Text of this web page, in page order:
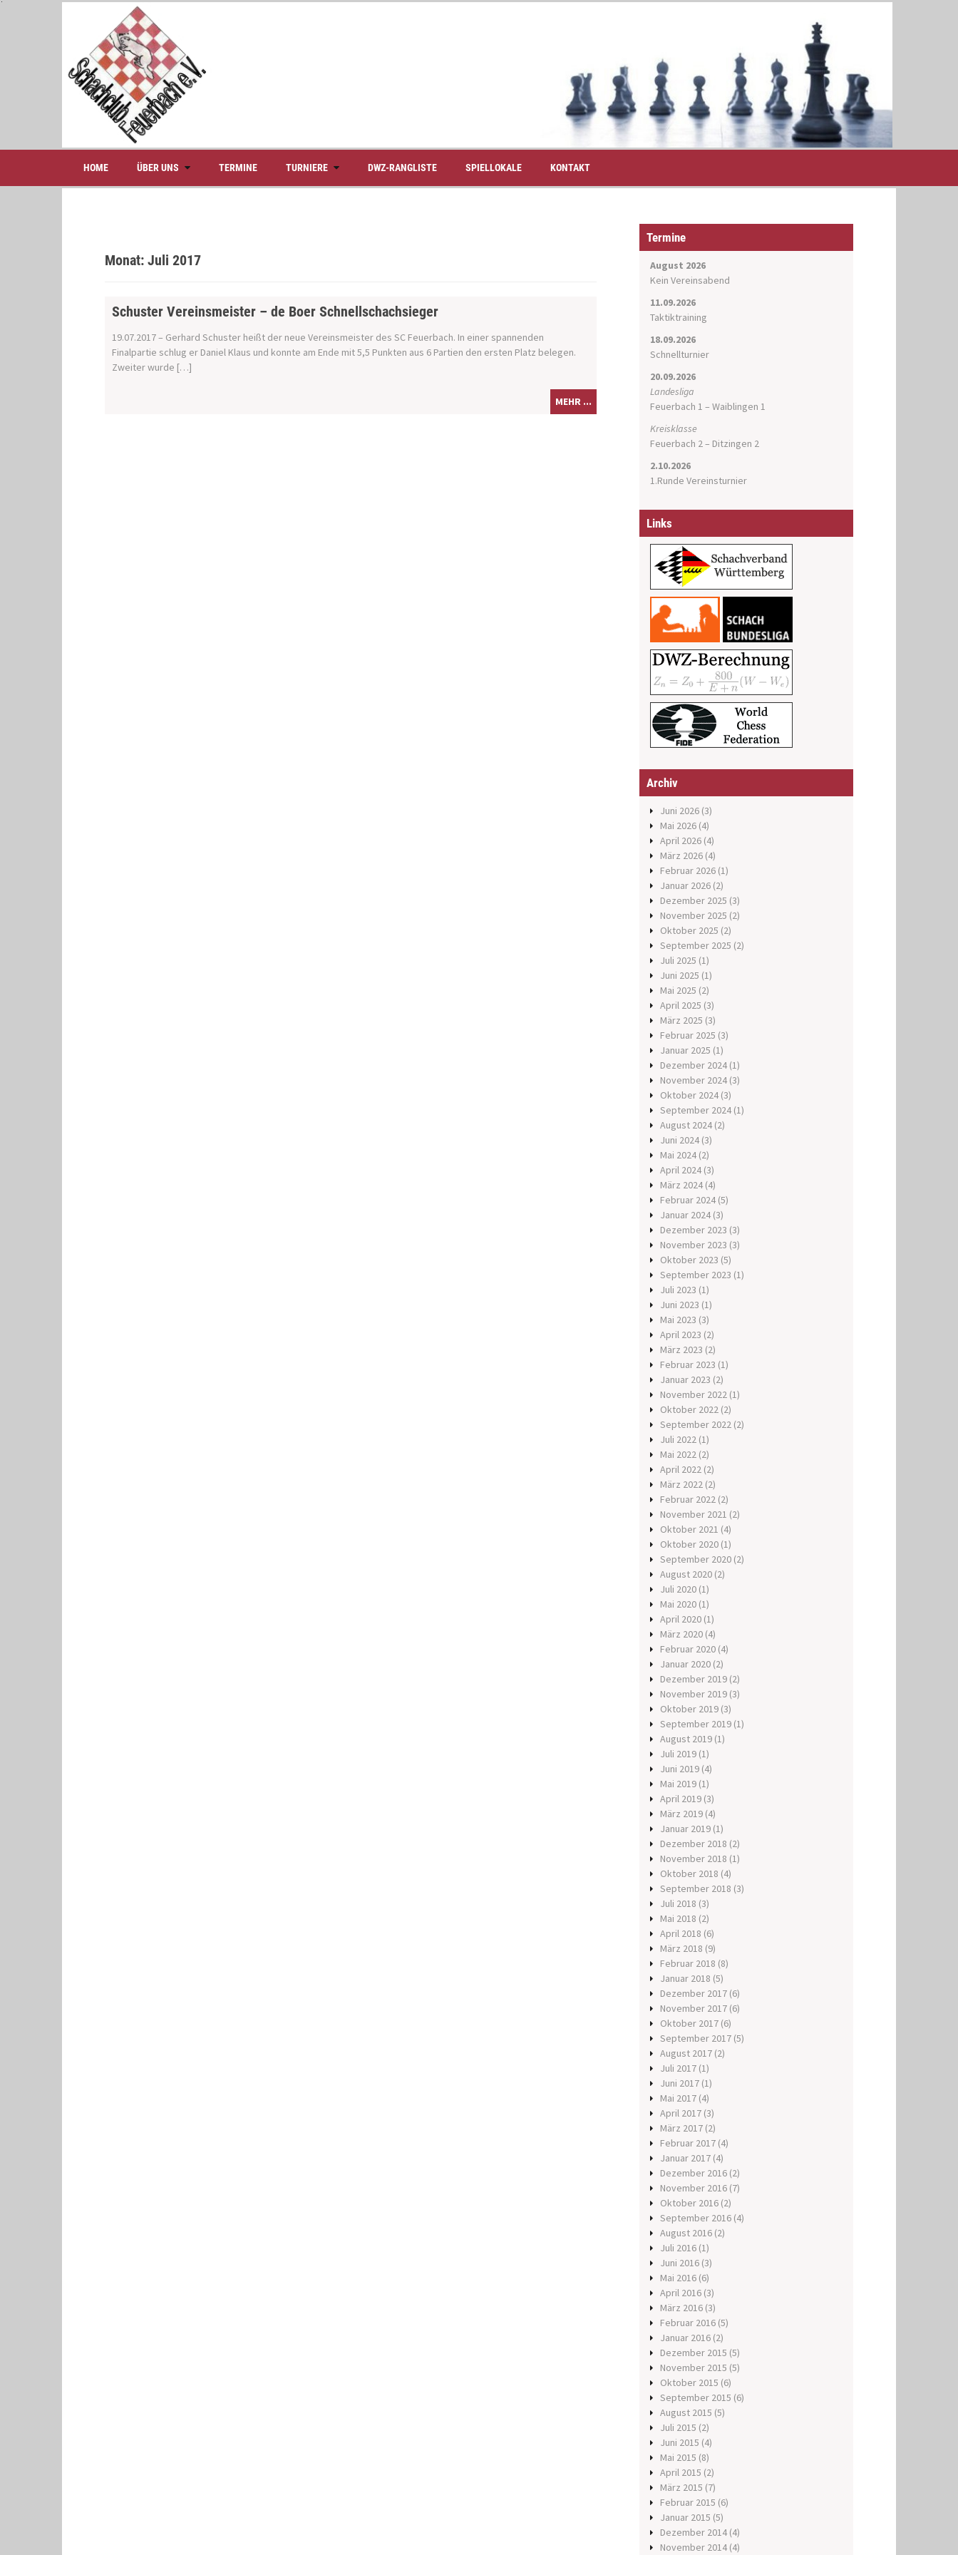
S
t
HOME ÜBER UNS TERMINE TURNIERE DWZ-RANGLISTE SPIELLOKALE KONTAKT
Monat: Juli 2017
Schuster Vereinsmeister – de Boer Schnellschachsieger
19.07.2017 – Gerhard Schuster heißt der neue Vereinsmeister des SC Feuerbach. In einer spannenden
Finalpartie schlug er Daniel Klaus und konnte am Ende mit 5,5 Punkten aus 6 Partien den ersten Platz belegen.
Zweiter wurde […]
MEHR ...
Termine
August 2026
Kein Vereinsabend
11.09.2026
Taktiktraining
18.09.2026
Schnellturnier
20.09.2026
Landesliga
Feuerbach 1 – Waiblingen 1
Kreisklasse
Feuerbach 2 – Ditzingen 2
2.10.2026
1.Runde Vereinsturnier
Links
Archiv
Juni 2026 (3)
Mai 2026 (4)
April 2026 (4)
März 2026 (4)
Februar 2026 (1)
Januar 2026 (2)
Dezember 2025 (3)
November 2025 (2)
Oktober 2025 (2)
September 2025 (2)
Juli 2025 (1)
Juni 2025 (1)
Mai 2025 (2)
April 2025 (3)
März 2025 (3)
Februar 2025 (3)
Januar 2025 (1)
Dezember 2024 (1)
November 2024 (3)
Oktober 2024 (3)
September 2024 (1)
August 2024 (2)
Juni 2024 (3)
Mai 2024 (2)
April 2024 (3)
März 2024 (4)
Februar 2024 (5)
Januar 2024 (3)
Dezember 2023 (3)
November 2023 (3)
Oktober 2023 (5)
September 2023 (1)
Juli 2023 (1)
Juni 2023 (1)
Mai 2023 (3)
April 2023 (2)
März 2023 (2)
Februar 2023 (1)
Januar 2023 (2)
November 2022 (1)
Oktober 2022 (2)
September 2022 (2)
Juli 2022 (1)
Mai 2022 (2)
April 2022 (2)
März 2022 (2)
Februar 2022 (2)
November 2021 (2)
Oktober 2021 (4)
Oktober 2020 (1)
September 2020 (2)
August 2020 (2)
Juli 2020 (1)
Mai 2020 (1)
April 2020 (1)
März 2020 (4)
Februar 2020 (4)
Januar 2020 (2)
Dezember 2019 (2)
November 2019 (3)
Oktober 2019 (3)
September 2019 (1)
August 2019 (1)
Juli 2019 (1)
Juni 2019 (4)
Mai 2019 (1)
April 2019 (3)
März 2019 (4)
Januar 2019 (1)
Dezember 2018 (2)
November 2018 (1)
Oktober 2018 (4)
September 2018 (3)
Juli 2018 (3)
Mai 2018 (2)
April 2018 (6)
März 2018 (9)
Februar 2018 (8)
Januar 2018 (5)
Dezember 2017 (6)
November 2017 (6)
Oktober 2017 (6)
September 2017 (5)
August 2017 (2)
Juli 2017 (1)
Juni 2017 (1)
Mai 2017 (4)
April 2017 (3)
März 2017 (2)
Februar 2017 (4)
Januar 2017 (4)
Dezember 2016 (2)
November 2016 (7)
Oktober 2016 (2)
September 2016 (4)
August 2016 (2)
Juli 2016 (1)
Juni 2016 (3)
Mai 2016 (6)
April 2016 (3)
März 2016 (3)
Februar 2016 (5)
Januar 2016 (2)
Dezember 2015 (5)
November 2015 (5)
Oktober 2015 (6)
September 2015 (6)
August 2015 (5)
Juli 2015 (2)
Juni 2015 (4)
Mai 2015 (8)
April 2015 (2)
März 2015 (7)
Februar 2015 (6)
Januar 2015 (5)
Dezember 2014 (4)
November 2014 (4)